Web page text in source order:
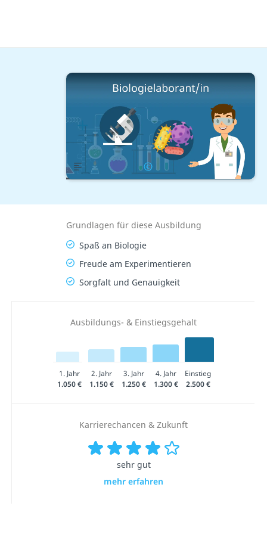
IT & Technik Im Labor
Biologielaborant/in
Lernplan
Übersicht Gehalt
Grundlagen für diese Ausbildung
Spaß an Biologie
Freude am Experimentieren
Sorgfalt und Genauigkeit
Ausbildungs- & Einstiegsgehalt
1. Jahr 2. Jahr 3. Jahr 4. Jahr
Einstieg
1.050 €
1.150 € 1.250 € 1.300 € 2.500 €
Karrierechancen & Zukunft
sehr gut
mehr erfahren